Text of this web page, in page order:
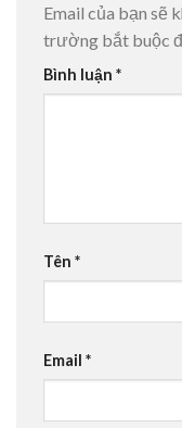
Email của bạn sẽ
trường bắt buộc
Bình luận *
Tên *
Email *